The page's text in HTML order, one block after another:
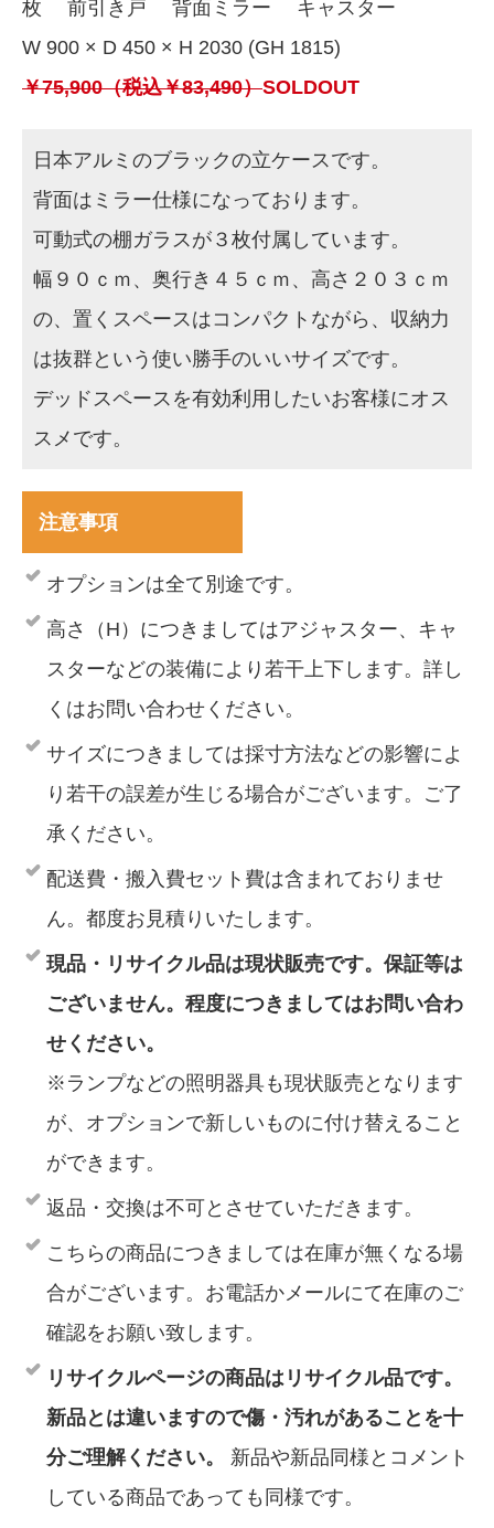
枚 前引き戸 背面ミラー キャスター
W 900 × D 450 × H 2030 (GH 1815)
￥75,900（税込￥83,490）SOLDOUT
日本アルミのブラックの立ケースです。
背面はミラー仕様になっております。
可動式の棚ガラスが３枚付属しています。
幅９０ｃｍ、奥行き４５ｃｍ、高さ２０３ｃｍ
の、置くスペースはコンパクトながら、収納力
は抜群という使い勝手のいいサイズです。
デッドスペースを有効利用したいお客様にオス
スメです。
注意事項
オプションは全て別途です。
高さ（H）につきましてはアジャスター、キャ
スターなどの装備により若干上下します。詳し
くはお問い合わせください。
サイズにつきましては採寸方法などの影響によ
り若干の誤差が生じる場合がございます。ご了
承ください。
配送費・搬入費セット費は含まれておりませ
ん。都度お見積りいたします。
現品・リサイクル品は現状販売です。保証等は
ございません。程度につきましてはお問い合わ
せください。
※ランプなどの照明器具も現状販売となります
が、オプションで新しいものに付け替えること
ができます。
返品・交換は不可とさせていただきます。
こちらの商品につきましては在庫が無くなる場
合がございます。お電話かメールにて在庫のご
確認をお願い致します。
リサイクルページの商品はリサイクル品です。
新品とは違いますので傷・汚れがあることを十
分ご理解ください。
新品や新品同様とコメント
している商品であっても同様です。